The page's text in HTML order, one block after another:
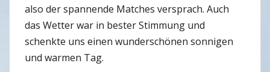
also der spannende Matches versprach. Auch
das Wetter war in bester Stimmung und
schenkte uns einen wunderschönen sonnigen
und warmen Tag.